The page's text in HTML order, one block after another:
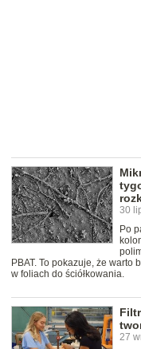
30
Po
PBAT. To pokazuje, że warto
w foliach do ściółkowania.
27